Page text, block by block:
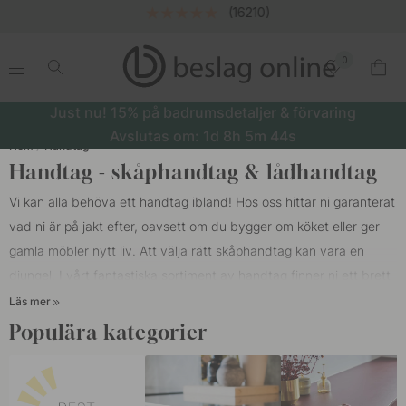
(16210)
.
0
.
Just nu! 15% på badrumsdetaljer & förvaring
Avslutas om: 1d 8h 5m 43s
Hem Handtag
Handtag - skåphandtag & lådhandtag
Vi kan alla behöva ett handtag ibland! Hos oss hittar ni garanterat
vad ni är på jakt efter, oavsett om du bygger om köket eller ger
gamla möbler nytt liv. Att välja rätt skåphandtag kan vara en
utbud av
möbelhandtag
och långa handtag
krom, mässing och läderhandtag. Att bara byta kökshandtag
hemma gör stor skillnad. Det är inte alltid man behöver investera i
ett helt nytt kök för att få en ny känsla i hemmet, det räcker ofta
Läs mer
Populära kategorier